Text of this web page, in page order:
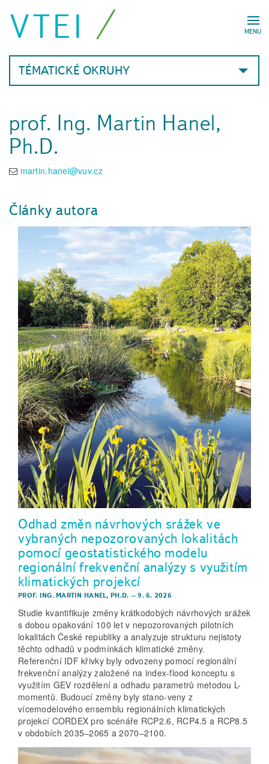
MENU
VTEI
TÉMATICKÉ OKRUHY
prof. Ing. Martin Hanel,
Ph.D.
martin.hanel@vuv.cz
Články autora
Odhad změn návrhových srážek ve
vybraných nepozorovaných lokalitách
pomocí geostatistického modelu
regionální frekvenční analýzy s využitím
klimatických projekcí
PROF. ING. MARTIN HANEL, PH.D. –9. 6. 2026
Studie kvantifikuje změny krátkodobých návrhových srážek
s dobou opakování 100 let v nepozorovaných pilotních
lokalitách České republiky a analyzuje strukturu nejistoty
těchto odhadů v podmínkách klimatické změny.
Referenční IDF křivky byly odvozeny pomocí regionální
frekvenční analýzy založené na index-flood konceptu s
využitím GEV rozdělení a odhadu parametrů metodou L-
momentů. Budoucí změny byly stano-veny z
vícemodelového ensemblu regio­nálních klimatických
projekcí CORDEX pro scénáře RCP2.6, RCP4.5 a RCP8.5
v obdobích 2035–2065 a 2070–2100.